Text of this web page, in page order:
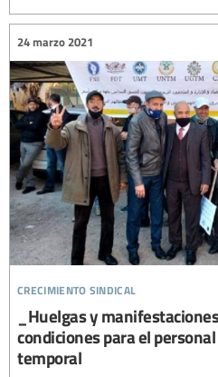
crecimiento sindical
24 marzo 2021
_Huelgas y
condiciones para el
temporal